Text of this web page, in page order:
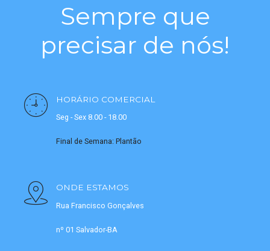
Sempre que
precisar de nós!
HORÁRIO COMERCIAL
Seg - Sex 8.00 - 18.00
Final de Semana: Plantão
ONDE ESTAMOS
Rua Francisco Gonçalves
nº 01 Salvador-BA